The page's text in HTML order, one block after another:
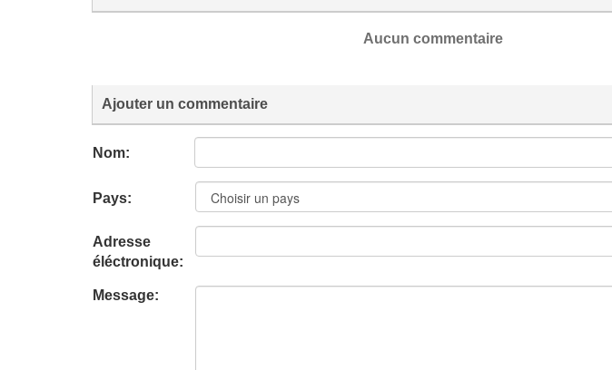
Aucun commentaire
Ajouter un commentaire
Nom:
Pays:
Adresse
éléctronique:
Message: